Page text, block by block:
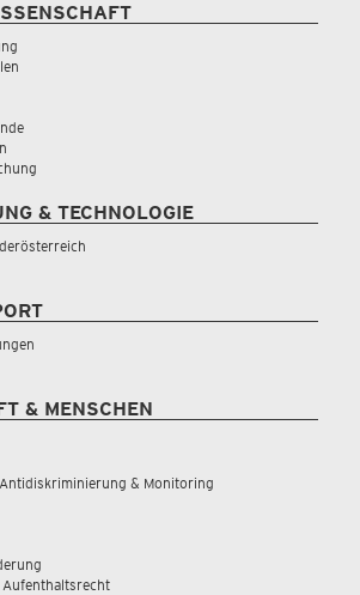
& TECHNOLOGIE
& MENSCHEN
& Monitoring